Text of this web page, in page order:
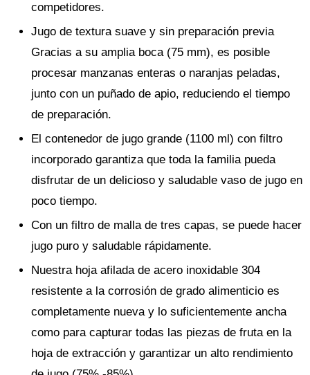
competidores.
Jugo de textura suave y sin preparación previa
Gracias a su amplia boca (75 mm), es posible
procesar manzanas enteras o naranjas peladas,
junto con un puñado de apio, reduciendo el tiempo
de preparación.
El contenedor de jugo grande (1100 ml) con filtro
incorporado garantiza que toda la familia pueda
disfrutar de un delicioso y saludable vaso de jugo en
poco tiempo.
Con un filtro de malla de tres capas, se puede hacer
jugo puro y saludable rápidamente.
Nuestra hoja afilada de acero inoxidable 304
resistente a la corrosión de grado alimenticio es
completamente nueva y lo suficientemente ancha
como para capturar todas las piezas de fruta en la
hoja de extracción y garantizar un alto rendimiento